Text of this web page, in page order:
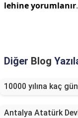
lehine yorumlanır.
Diğer Blog
10000 yılına kaç
Antalya Atatürk